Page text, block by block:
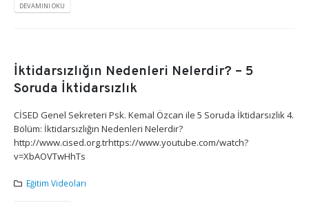
DEVAMINI OKU
İktidarsızlığın Nedenleri Nelerdir? – 5
Soruda İktidarsızlık
CİSED Genel Sekreteri Psk. Kemal Özcan ile 5 Soruda İktidarsızlık 4.
Bölüm: İktidarsızlığın Nedenleri Nelerdir?
http://www.cised.org.trhttps://www.youtube.com/watch?
v=XbAOVTwHhTs
Eğitim Videoları